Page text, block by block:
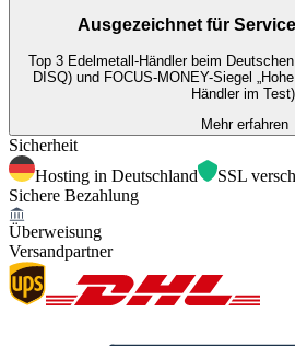
Ausgezeichnet für
Top 3 Edelmetall-Händler beim
DISQ) und FOCUS-MONEY-Siegel
Händler im Test).
Mehr erfahren
Sicherheit
Hosting in Deutschland
SSL
Sichere Bezahlung
Überweisung
Versandpartner